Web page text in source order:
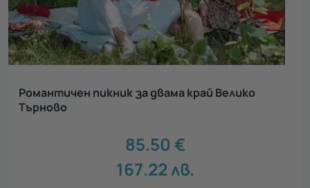
Романтичен пикник за двама край Велико
Търново
85.50 €
167.22лв.